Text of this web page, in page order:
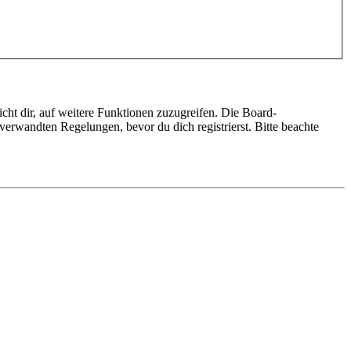
dir, auf weitere Funktionen zuzugreifen. Die Board-
Regelungen, bevor du dich registrierst. Bitte beachte